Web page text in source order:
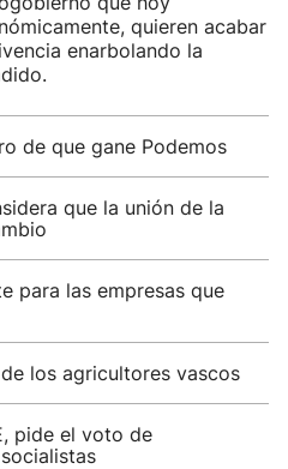
quieren acabar
enarbolando la
de que gane Podemos
que la unión de la
para las empresas que
los agricultores vascos
pide el voto de